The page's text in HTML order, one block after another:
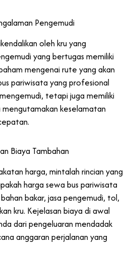
Pengemudi
oleh kru yang
yang bertugas memiliki
mengenai rute yang akan
pariwisata yang profesional
tetapi juga memiliki
keselamatan
Biaya Tambahan
harga, mintalah rincian yang
harga sewa bus pariwisata
bakar, jasa pengemudi, tol,
kru. Kejelasan biaya di awal
dari pengeluaran mendadak
anggaran perjalanan yang